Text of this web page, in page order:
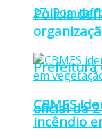
Prefeitura
oficial da
Polícia
CBMES
incêndio